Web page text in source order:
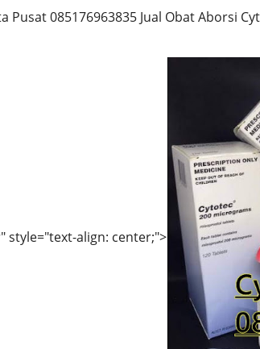
Pusat ​​085176963835​ Jual Obat Aborsi
style="text-align: center;">